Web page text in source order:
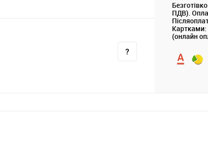
ПДВ).
Картками:
(онлайн